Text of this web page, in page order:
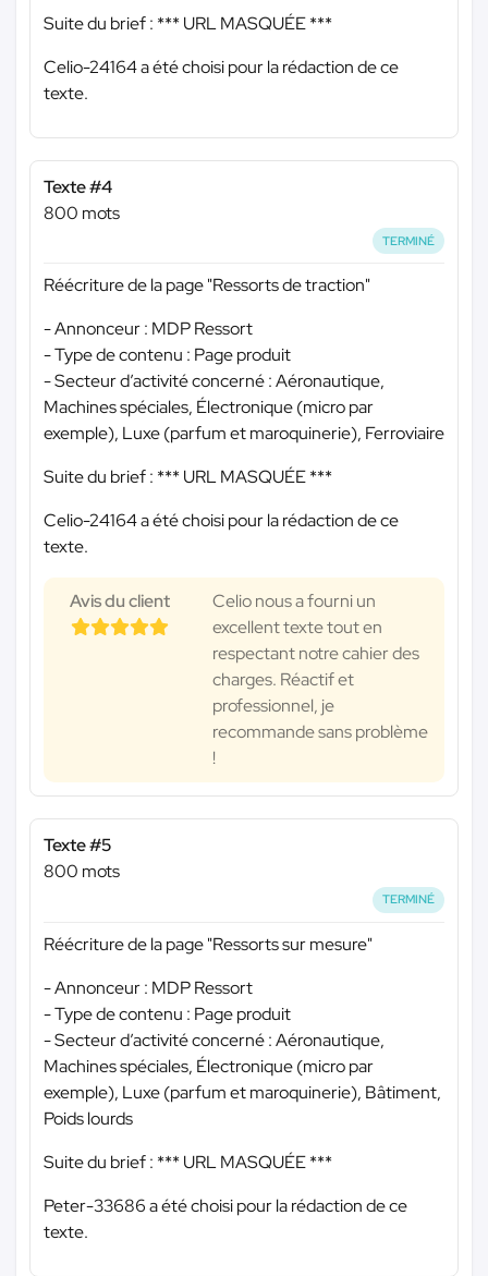
Suite du brief : *** URL MASQUÉE ***
Celio-24164 a été choisi pour la rédaction de ce
texte.
Texte #4
800 mots
TERMINÉ
Réécriture de la page "Ressorts de traction"
- Annonceur : MDP Ressort
- Type de contenu : Page produit
- Secteur d’activité concerné : Aéronautique,
Machines spéciales, Électronique (micro par
exemple), Luxe (parfum et maroquinerie), Ferroviaire
Suite du brief : *** URL MASQUÉE ***
Celio-24164 a été choisi pour la rédaction de ce
texte.
Avis du client
Celio nous a fourni un
excellent texte tout en
respectant notre cahier des
charges. Réactif et
professionnel, je
recommande sans problème
!
Texte #5
800 mots
TERMINÉ
Réécriture de la page "Ressorts sur mesure"
- Annonceur : MDP Ressort
- Type de contenu : Page produit
- Secteur d’activité concerné : Aéronautique,
Machines spéciales, Électronique (micro par
exemple), Luxe (parfum et maroquinerie), Bâtiment,
Poids lourds
Suite du brief : *** URL MASQUÉE ***
Peter-33686 a été choisi pour la rédaction de ce
texte.